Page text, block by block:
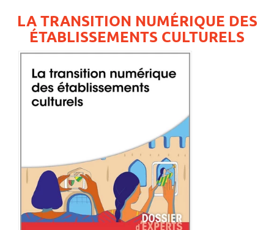
LA TRANSITION NUMÉRIQUE DES
ÉTABLISSEMENTS CULTURELS